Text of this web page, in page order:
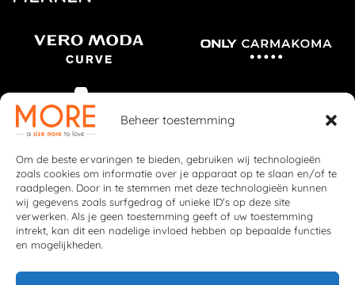
Beheer toestemming
Om de beste ervaringen te bieden, gebruiken wij technologieën
zoals cookies om informatie over je apparaat op te slaan en/of te
raadplegen. Door in te stemmen met deze technologieën kunnen
wij gegevens zoals surfgedrag of unieke ID's op deze site
verwerken. Als je geen toestemming geeft of uw toestemming
intrekt, kan dit een nadelige invloed hebben op bepaalde functies
en mogelijkheden.